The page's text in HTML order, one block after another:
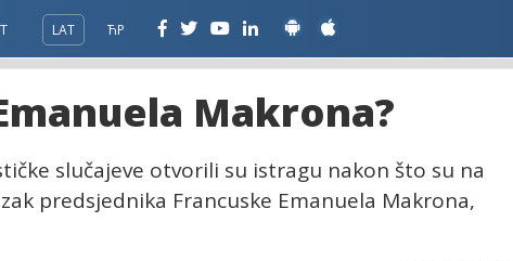
LAT ЋР
Makrona?
slučajeve otvorili su istragu nakon što su na
predsjednika Francuske Emanuela Makrona,